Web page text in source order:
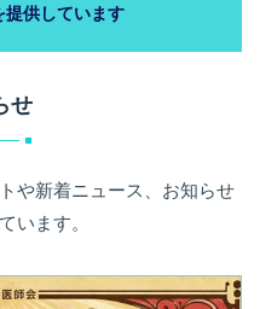
供しています
せ
や新着ニュース、お知らせ
います。